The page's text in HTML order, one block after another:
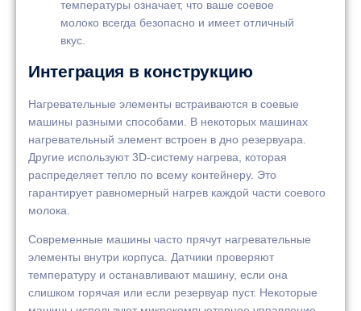
температуры означает, что ваше соевое
молоко всегда безопасно и имеет отличный
вкус.
Интеграция в конструкцию
Нагревательные элементы встраиваются в соевые
машины разными способами. В некоторых машинах
нагревательный элемент встроен в дно резервуара.
Другие используют 3D-систему нагрева, которая
распределяет тепло по всему контейнеру. Это
гарантирует равномерный нагрев каждой части соевого
молока.
Современные машины часто прячут нагревательные
элементы внутри корпуса. Датчики проверяют
температуру и останавливают машину, если она
слишком горячая или если резервуар пуст. Некоторые